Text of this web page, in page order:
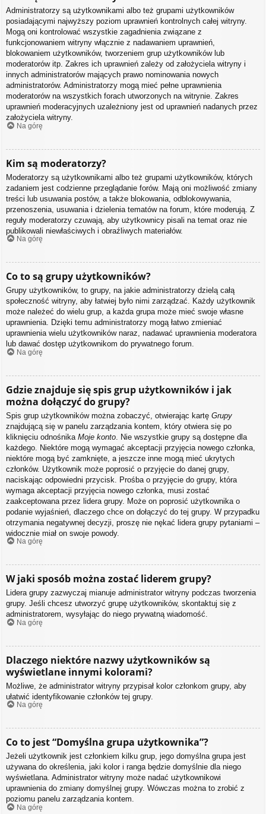
Administratorzy są użytkownikami albo też grupami użytkowników
posiadającymi najwyższy poziom uprawnień kontrolnych całej witryny.
Mogą oni kontrolować wszystkie zagadnienia związane z
funkcjonowaniem witryny włącznie z nadawaniem uprawnień,
blokowaniem użytkowników, tworzeniem grup użytkowników lub
moderatorów itp. Zakres ich uprawnień zależy od założyciela witryny i
innych administratorów mających prawo nominowania nowych
administratorów. Administratorzy mogą mieć pełne uprawnienia
moderatorów na wszystkich forach utworzonych na witrynie. Zakres
uprawnień moderacyjnych uzależniony jest od uprawnień nadanych przez
założyciela witryny.
Na górę
Kim są moderatorzy?
Moderatorzy są użytkownikami albo też grupami użytkowników, których
zadaniem jest codzienne przeglądanie forów. Mają oni możliwość zmiany
treści lub usuwania postów, a także blokowania, odblokowywania,
przenoszenia, usuwania i dzielenia tematów na forum, które moderują. Z
reguły moderatorzy czuwają, aby użytkownicy pisali na temat oraz nie
publikowali niewłaściwych i obraźliwych materiałów.
Na górę
Co to są grupy użytkowników?
Grupy użytkowników, to grupy, na jakie administratorzy dzielą całą
społeczność witryny, aby łatwiej było nimi zarządzać. Każdy użytkownik
może należeć do wielu grup, a każda grupa może mieć swoje własne
uprawnienia. Dzięki temu administratorzy mogą łatwo zmieniać
uprawnienia wielu użytkowników naraz, nadawać uprawnienia moderatora
lub dawać dostęp użytkownikom do prywatnego forum.
Na górę
Gdzie znajduje się spis grup użytkowników i jak
można dołączyć do grupy?
Spis grup użytkowników można zobaczyć, otwierając kartę Grupy
znajdującą się w panelu zarządzania kontem, który otwiera się po
kliknięciu odnośnika Moje konto . Nie wszystkie grupy są dostępne dla
każdego. Niektóre mogą wymagać akceptacji przyjęcia nowego członka,
niektóre mogą być zamknięte, a jeszcze inne mogą mieć ukrytych
członków. Użytkownik może poprosić o przyjęcie do danej grupy,
naciskając odpowiedni przycisk. Prośba o przyjęcie do grupy, która
wymaga akceptacji przyjęcia nowego członka, musi zostać
zaakceptowana przez lidera grupy. Może on poprosić użytkownika o
podanie wyjaśnień, dlaczego chce on dołączyć do tej grupy. W przypadku
otrzymania negatywnej decyzji, proszę nie nękać lidera grupy pytaniami –
widocznie miał on swoje powody.
Na górę
W jaki sposób można zostać liderem grupy?
Lidera grupy zazwyczaj mianuje administrator witryny podczas tworzenia
grupy. Jeśli chcesz utworzyć grupę użytkowników, skontaktuj się z
administratorem, wysyłając do niego prywatną wiadomość.
Na górę
Dlaczego niektóre nazwy użytkowników są
wyświetlane innymi kolorami?
Możliwe, że administrator witryny przypisał kolor członkom grupy, aby
ułatwić identyfikowanie członków tej grupy.
Na górę
Co to jest “Domyślna grupa użytkownika”?
Jeżeli użytkownik jest członkiem kilku grup, jego domyślna grupa jest
używana do określenia, jaki kolor i ranga będzie domyślnie dla niego
wyświetlana. Administrator witryny może nadać użytkownikowi
uprawnienia do zmiany domyślnej grupy. Wówczas można to zrobić z
poziomu panelu zarządzania kontem.
Na górę